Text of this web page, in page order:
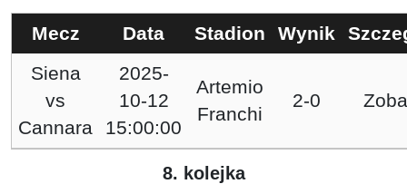
Mecz Data Stadion Wynik
Siena
vs
Cannara
2025-
10-12
15:00:00
Artemio
Franchi
2-0
8. kolejka